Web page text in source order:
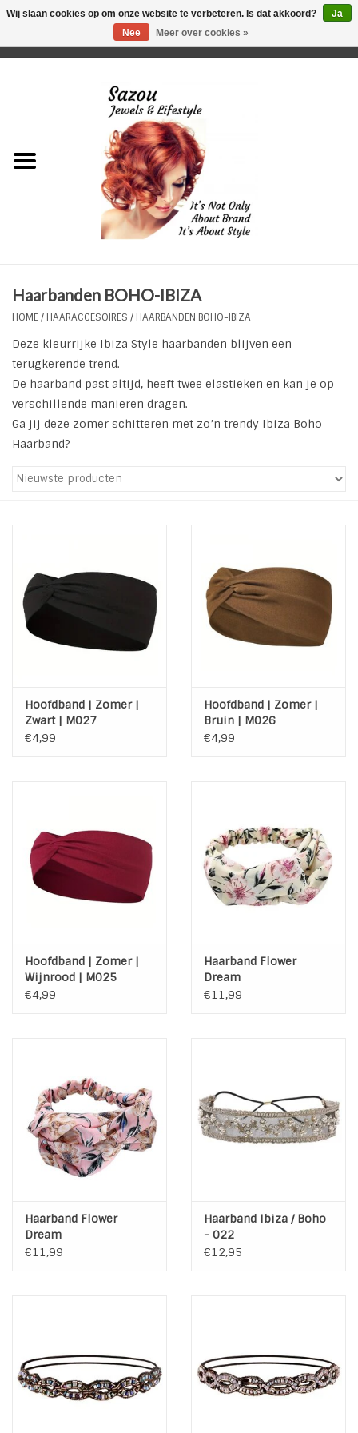
Just for Him
Plus Size Sieraden
Enkelbandjes
Tassen en meer
Haaraccesoires
Zonnebrillen
ON THE BEACH
Charmin*s
LIFESTYLE PRODUCTEN
Blog
Haarbanden BOHO-IBIZA
HOME/ HAARACCESOIRES / HAARBANDEN BOHO-IBIZA
Deze kleurrijke Ibiza Style haarbanden blijven een
terugkerende trend.
De haarband past altijd, heeft twee elastieken en kan je op
verschillende manieren dragen.
Ga jij deze zomer schitteren met zo’n trendy Ibiza Boho
Haarband?
Hoofdband | Zomer |
Zwart | M027
€4,99
Hoofdband | Zomer |
Bruin | M026
€4,99
Hoofdband | Zomer |
Wijnrood | M025
€4,99
Haarband Flower
Dream
€11,99
Haarband Flower
Dream
€11,99
Haarband Ibiza / Boho
- 022
€12,95
Wij slaan cookies op om onze website te verbeteren. Is dat akkoord?
Ja
Nee
Meer over cookies »